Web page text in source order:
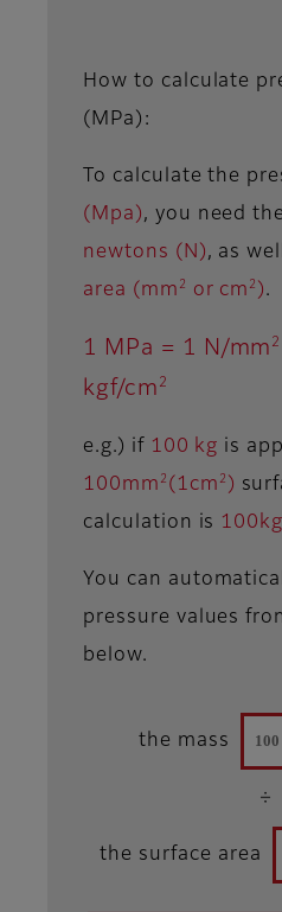
How to calculate
(MPa):
To calculate the
(Mpa), you need the
newtons (N), as
area (mm 2 or cm 2 ).
1 MPa = 1 N/mm 2
kgf/cm 2
e.g.) if 100 kg is
100mm 2 (1cm 2 )
calculation is
You can
pressure values
below.
the mass
÷
the surface area